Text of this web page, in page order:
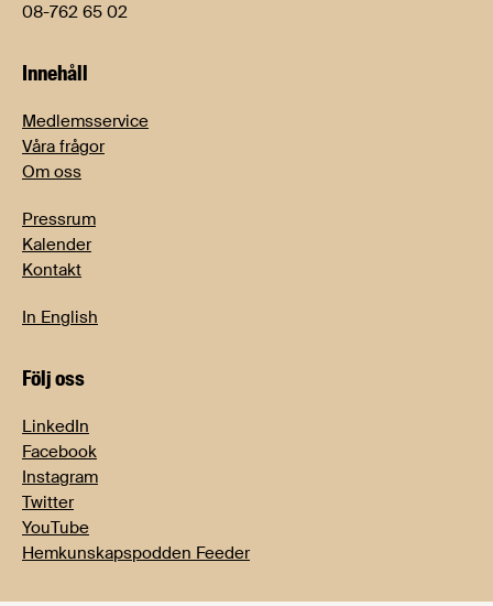
08-762 65 02
Innehåll
Medlemsservice
Våra frågor
Om oss
Pressrum
Kalender
Kontakt
In English
Följ oss
LinkedIn
Facebook
Instagram
Twitter
YouTube
Hemkunskapspodden Feeder